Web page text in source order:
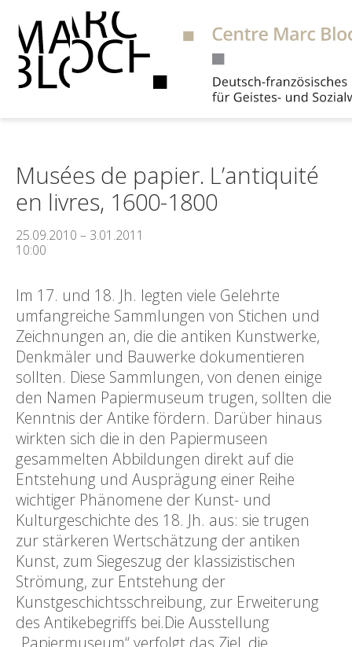
Musées de papier. L’antiquité
en livres, 1600-1800
25.09.2010 – 3.01.2011
10:00
Im 17. und 18. Jh. legten viele Gelehrte
umfangreiche Sammlungen von Stichen und
Zeichnungen an, die die antiken Kunstwerke,
Denkmäler und Bauwerke dokumentieren
sollten. Diese Sammlungen, von denen einige
den Namen Papiermuseum trugen, sollten die
Kenntnis der Antike fördern. Darüber hinaus
wirkten sich die in den Papiermuseen
gesammelten Abbildungen direkt auf die
Entstehung und Ausprägung einer Reihe
wichtiger Phänomene der Kunst- und
Kulturgeschichte des 18. Jh. aus: sie trugen
zur stärkeren Wertschätzung der antiken
Kunst, zum Siegeszug der klassizistischen
Strömung, zur Entstehung der
Kunstgeschichtsschreibung, zur Erweiterung
des Antikebegriffs bei.Die Ausstellung
„Papiermuseum“ verfolgt das Ziel, die